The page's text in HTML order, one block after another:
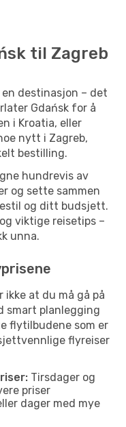
til Zagreb
en destinasjon – det
Gdańsk for å
i Kroatia, eller
nytt i Zagreb,
bestilling.
hundrevis av
og sette sammen
og ditt budsjett.
viktige reisetips –
unna.
ikke at du må gå på
smart planlegging
flytilbudene som er
flyreiser
Tirsdager og
priser
dager med mye